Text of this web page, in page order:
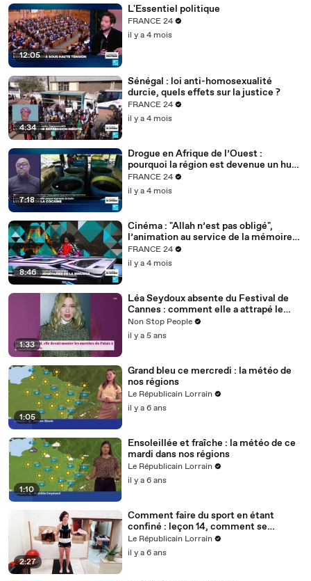
12:05
L'Essentiel politique
FRANCE 24
il y a 4 mois
4:34
Sénégal : loi anti-homosexualité
durcie, quels effets sur la justice ?
FRANCE 24
il y a 4 mois
7:18
Drogue en Afrique de l’Ouest :
pourquoi la région est devenue un hub
mondial
FRANCE 24
il y a 4 mois
8:46
Cinéma : "Allah n’est pas obligé",
l’animation au service de la mémoire
des enfants-soldats
FRANCE 24
il y a 4 mois
1:33
Léa Seydoux absente du Festival de
Cannes : comment elle a attrapé le
Covid
Non Stop People
il y a 5 ans
1:05
Grand bleu ce mercredi : la météo de
nos régions
Le Républicain Lorrain
il y a 6 ans
1:10
Ensoleillée et fraîche : la météo de ce
mardi dans nos régions
Le Républicain Lorrain
il y a 6 ans
2:27
Comment faire du sport en étant
confiné : leçon 14, comment se
muscler avec des bouteilles d'eau ?
Le Républicain Lorrain
il y a 6 ans